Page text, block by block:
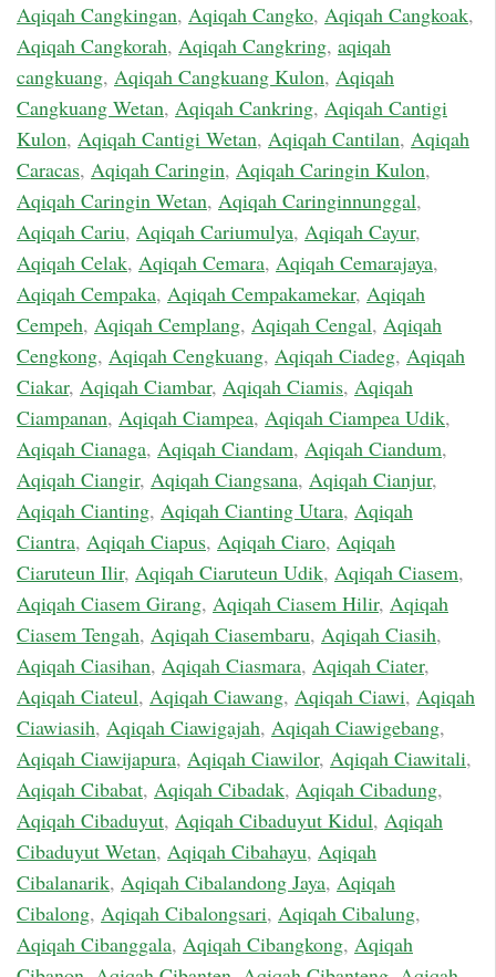
Aqiqah Cangkingan, Aqiqah Cangko, Aqiqah Cangkoak,
Aqiqah Cangkorah, Aqiqah Cangkring, aqiqah
cangkuang, Aqiqah Cangkuang Kulon, Aqiqah
Cangkuang Wetan, Aqiqah Cankring, Aqiqah Cantigi
Kulon, Aqiqah Cantigi Wetan, Aqiqah Cantilan, Aqiqah
Caracas, Aqiqah Caringin, Aqiqah Caringin Kulon,
Aqiqah Caringin Wetan, Aqiqah Caringinnunggal,
Aqiqah Cariu, Aqiqah Cariumulya, Aqiqah Cayur,
Aqiqah Celak, Aqiqah Cemara, Aqiqah Cemarajaya,
Aqiqah Cempaka, Aqiqah Cempakamekar, Aqiqah
Cempeh, Aqiqah Cemplang, Aqiqah Cengal, Aqiqah
Cengkong, Aqiqah Cengkuang, Aqiqah Ciadeg, Aqiqah
Ciakar, Aqiqah Ciambar, Aqiqah Ciamis, Aqiqah
Ciampanan, Aqiqah Ciampea, Aqiqah Ciampea Udik,
Aqiqah Cianaga, Aqiqah Ciandam, Aqiqah Ciandum,
Aqiqah Ciangir, Aqiqah Ciangsana, Aqiqah Cianjur,
Aqiqah Cianting, Aqiqah Cianting Utara, Aqiqah
Ciantra, Aqiqah Ciapus, Aqiqah Ciaro, Aqiqah
Ciaruteun Ilir, Aqiqah Ciaruteun Udik, Aqiqah Ciasem,
Aqiqah Ciasem Girang, Aqiqah Ciasem Hilir, Aqiqah
Ciasem Tengah, Aqiqah Ciasembaru, Aqiqah Ciasih,
Aqiqah Ciasihan, Aqiqah Ciasmara, Aqiqah Ciater,
Aqiqah Ciateul, Aqiqah Ciawang, Aqiqah Ciawi, Aqiqah
Ciawiasih, Aqiqah Ciawigajah, Aqiqah Ciawigebang,
Aqiqah Ciawijapura, Aqiqah Ciawilor, Aqiqah Ciawitali,
Aqiqah Cibabat, Aqiqah Cibadak, Aqiqah Cibadung,
Aqiqah Cibaduyut, Aqiqah Cibaduyut Kidul, Aqiqah
Cibaduyut Wetan, Aqiqah Cibahayu, Aqiqah
Cibalanarik, Aqiqah Cibalandong Jaya, Aqiqah
Cibalong, Aqiqah Cibalongsari, Aqiqah Cibalung,
Aqiqah Cibanggala, Aqiqah Cibangkong, Aqiqah